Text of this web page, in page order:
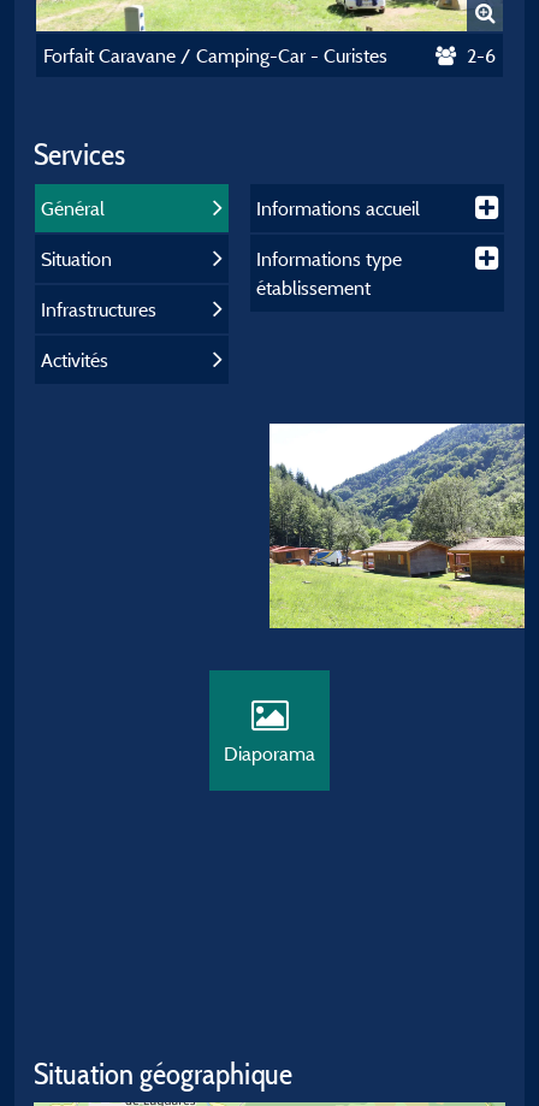
Forfait Caravane / Camping-Car - Curistes 2-6
Services
Général
Situation
Infrastructures
Activités
Informations accueil
Informations type
établissement
Diaporama
Situation géographique